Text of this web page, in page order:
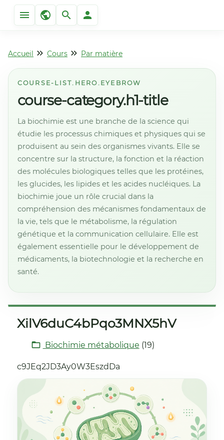
Accueil Cours Par matière
COURSE-LIST.HERO.EYEBROW
course-category.h1-title
La biochimie est une branche de la science qui
étudie les processus chimiques et physiques qui se
produisent au sein des organismes vivants. Elle se
concentre sur la structure, la fonction et la réaction
des molécules biologiques telles que les protéines,
les glucides, les lipides et les acides nucléiques. La
biochimie joue un rôle crucial dans la
compréhension des mécanismes fondamentaux de
la vie, tels que le métabolisme, la régulation
génétique et la communication cellulaire. Elle est
également essentielle pour le développement de
médicaments, la biotechnologie et la recherche en
santé.
XilV6duC4bPqo3MNX5hV
Biochimie métabolique (19)
c9JEq2JD3Ay0W3EszdDa